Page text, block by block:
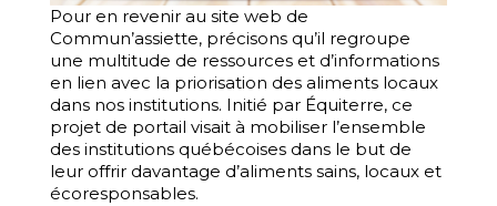
Pour en revenir au site web de
Commun’assiette, précisons qu’il regroupe
une multitude de ressources et d’informations
en lien avec la priorisation des aliments locaux
dans nos institutions. Initié par Équiterre, ce
projet de portail visait à mobiliser l’ensemble
des institutions québécoises dans le but de
leur offrir davantage d’aliments sains, locaux et
écoresponsables.